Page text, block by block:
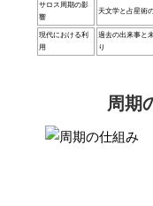
サロス周期の影
響
天文学と占星術
現代における利
用
過去の出来事と
り
周期